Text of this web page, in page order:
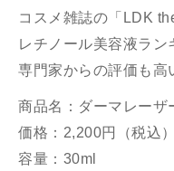
コスメ雑誌の「LDK
レチノール美容液ラン
専門家からの評価も高
商品名：ダーマレー
価格：2,200円（税込）
容量：30ml